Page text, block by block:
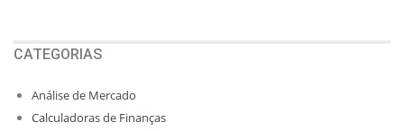
CATEGORIAS
Análise de Mercado
Calculadoras de Finanças